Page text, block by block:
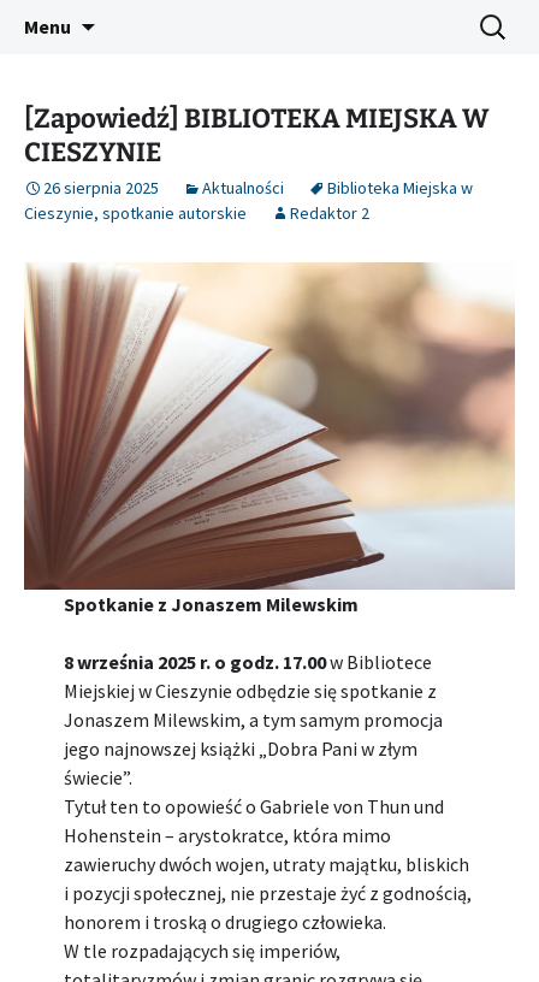
Śląski Pegaz
Platforma inicjatyw bibliotecznych
Menu Szukaj:
[Zapowiedź] BIBLIOTEKA MIEJSKA W
CIESZYNIE
26 sierpnia 2025 Aktualności
Biblioteka Miejska w
Cieszynie, spotkanie autorskie Redaktor 2
Spotkanie z Jonaszem Milewskim
8 września 2025 r. o godz. 17.00w Bibliotece
Miejskiej w Cieszynie odbędzie się spotkanie z
Jonaszem Milewskim, a tym samym promocja
jego najnowszej książki „Dobra Pani w złym
świecie”.
Tytuł ten to opowieść o Gabriele von Thun und
Hohenstein – arystokratce, która mimo
zawieruchy dwóch wojen, utraty majątku, bliskich
i pozycji społecznej, nie przestaje żyć z godnością,
honorem i troską o drugiego człowieka.
W tle rozpadających się imperiów,